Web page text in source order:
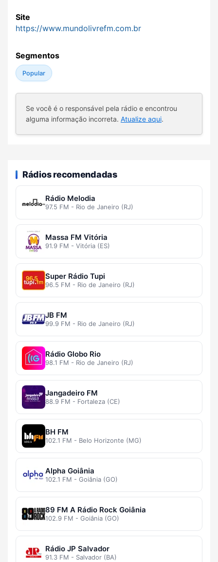
Site
https://www.mundolivrefm.com.br
Segmentos
Popular
Se você é o responsável pela rádio e encontrou
alguma informação incorreta. Atualize aqui.
Rádios recomendadas
Rádio Melodia
97.5 FM - Rio de Janeiro (RJ)
Massa FM Vitória
91.9 FM - Vitória (ES)
Super Rádio Tupi
96.5 FM - Rio de Janeiro (RJ)
JB FM
99.9 FM - Rio de Janeiro (RJ)
Rádio Globo Rio
98.1 FM - Rio de Janeiro (RJ)
Jangadeiro FM
88.9 FM - Fortaleza (CE)
BH FM
102.1 FM - Belo Horizonte (MG)
Alpha Goiânia
102.1 FM - Goiânia (GO)
89 FM A Rádio Rock Goiânia
102.9 FM - Goiânia (GO)
Rádio JP Salvador
91.3 FM - Salvador (BA)